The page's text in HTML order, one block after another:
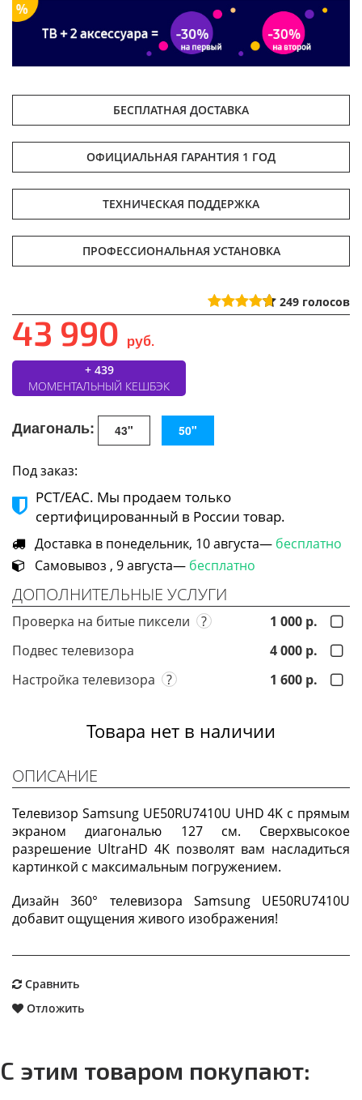
БЕСПЛАТНАЯ ДОСТАВКА
ОФИЦИАЛЬНАЯ ГАРАНТИЯ 1 ГОД
ТЕХНИЧЕСКАЯ ПОДДЕРЖКА
ПРОФЕССИОНАЛЬНАЯ УСТАНОВКА
249 голосов
43 990 руб.
+ 439
МОМЕНТАЛЬНЫЙ КЕШБЭК
Диагональ: 43" 50"
Под заказ:
РСТ/ЕАС. Мы продаем только
сертифицированный в России товар.
Доставка в понедельник, 10 августа— бесплатно
Самовывоз , 9 августа— бесплатно
ДОПОЛНИТЕЛЬНЫЕ УСЛУГИ
Проверка на битые пиксели ?
1 000 р.
Подвес телевизора
4 000 р.
Настройка телевизора
? 1 600 р.
Товара нет в наличии
ОПИСАНИЕ
Телевизор Samsung UE50RU7410U UHD 4K с прямым
экраном диагональю 127 см. Сверхвысокое
разрешение UltraHD 4K позволят вам насладиться
картинкой с максимальным погружением.
Дизайн 360° телевизора Samsung UE50RU7410U
добавит ощущения живого изображения!
Сравнить
Отложить
С этим товаром покупают: